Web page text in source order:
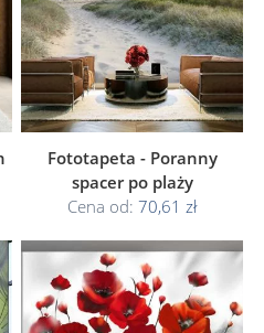
Fototapeta - Poranny
spacer po plaży
Cena od: 70,61 zł